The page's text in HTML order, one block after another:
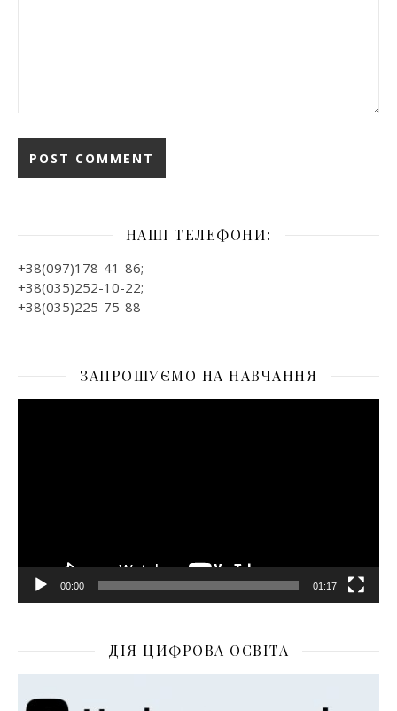
НАШІ ТЕЛЕФОНИ:
+38(097)178-41-86;
+38(035)252-10-22;
+38(035)225-75-88
ЗАПРОШУЄМО НА НАВЧАННЯ
00:00 01:17
ДІЯ ЦИФРОВА ОСВІТА